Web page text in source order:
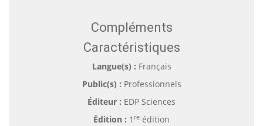
Compléments
Caractéristiques
Langue(s) : Français
Public(s) : Professionnels
Éditeur : EDP Sciences
Édition : 1 re édition